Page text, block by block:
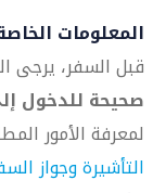
المعلومات
قبل السفر، يرجى
صحيحة للدخول
لمعرفة الأمور
التأشيرة وجواز